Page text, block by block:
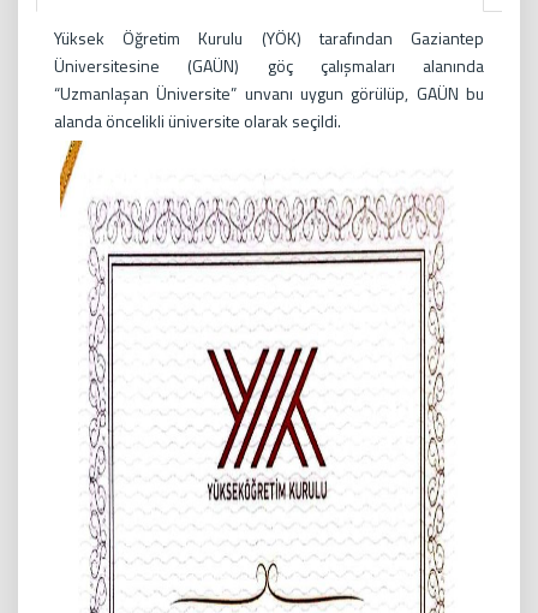
Yüksek Öğretim Kurulu (YÖK) tarafından Gaziantep
Üniversitesine (GAÜN) göç çalışmaları alanında
“Uzmanlaşan Üniversite” unvanı uygun görülüp, GAÜN bu
alanda öncelikli üniversite olarak seçildi.